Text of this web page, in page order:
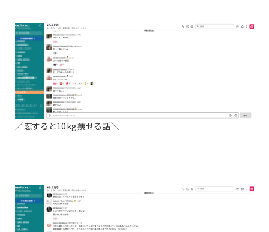
／恋すると10kg痩せる話＼